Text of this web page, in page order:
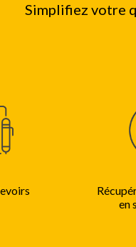
Simplifiez votre
en